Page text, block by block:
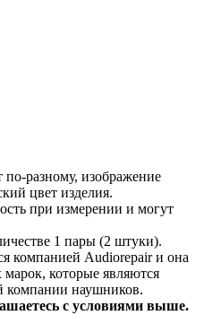
разному, изображение
цвет изделия.
при измерении и могут
1 пары (2 штуки).
компанией Audiorepair и она
которые являются
компании наушников.
с условиями выше.